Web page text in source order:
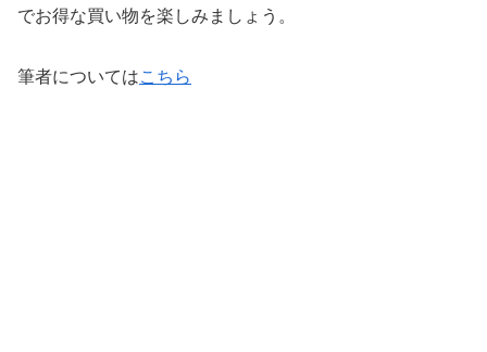
でお得な買い物を楽しみましょう。
筆者についてはこちら